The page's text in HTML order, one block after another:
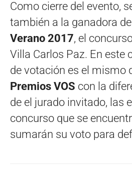
Como cierre del evento,
también a la ganadora de
Verano 2017, el
Villa Carlos Paz. En este
de votación es el mismo
Premios VOS con la
de el jurado invitado, las
concurso que se
sumarán su voto para